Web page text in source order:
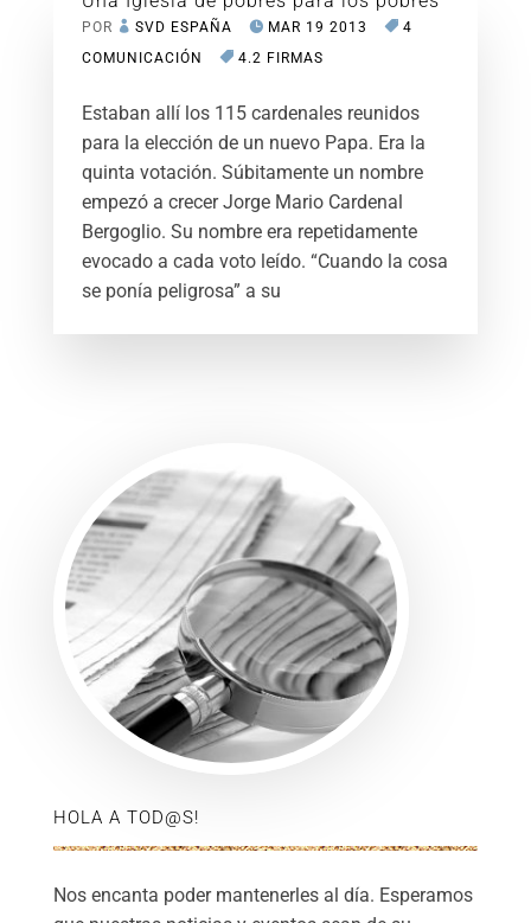
POR SVD ESPAÑA MAR 19 2013
4
COMUNICACIÓN
4.2 FIRMAS
Estaban allí los 115 cardenales reunidos
para la elección de un nuevo Papa. Era la
quinta votación. Súbitamente un nombre
empezó a crecer Jorge Mario Cardenal
Bergoglio. Su nombre era repetidamente
evocado a cada voto leído. “Cuando la cosa
se ponía peligrosa” a su
HOLA A TOD@S!
Nos encanta poder mantenerles al día. Esperamos